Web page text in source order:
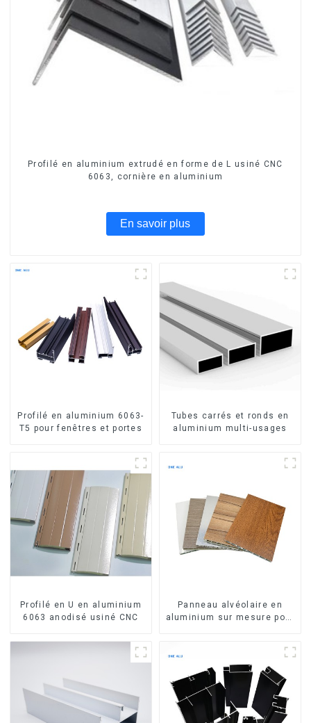
Profilé en aluminium extrudé en forme de L usiné CNC
6063, cornière en aluminium
En savoir plus
Profilé en aluminium 6063-
T5 pour fenêtres et portes
Tubes carrés et ronds en
aluminium multi-usages
Profilé en U en aluminium
6063 anodisé usiné CNC
Panneau alvéolaire en
aluminium sur mesure pour